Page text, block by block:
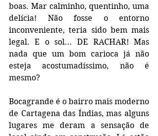
boas. Mar calminho, quentinho, uma
delícia! Não fosse o entorno
inconveniente, teria sido bem mais
legal. E o sol... DE RACHAR! Mas
nada que um bom carioca já não
esteja acostumadíssimo, não é
mesmo?
Bocagrande é o bairro mais moderno
de Cartagena das Índias, mas alguns
lugares me deram a sensação de